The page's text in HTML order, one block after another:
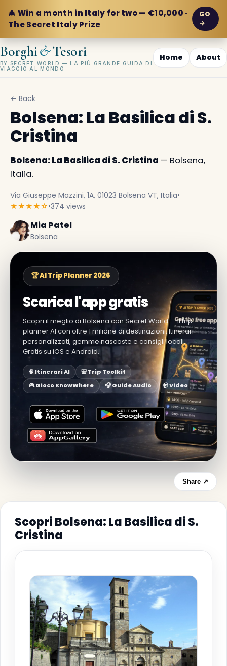
🎄 Win a month in Italy for two — €10,000 ·
The Secret Italy Prize
GO
→
Borghi&Tesori
BY SECRET WORLD — LA PIÙ GRANDE GUIDA DI
VIAGGIO AL MONDO
Home About
← Back
Bolsena: La Basilica di S.
Cristina
Bolsena: La Basilica di S. Cristina — Bolsena,
Italia.
Via Giuseppe Mazzini, 1A, 01023 Bolsena VT, Italia•
★★★★☆•374 views
Mia Patel
Bolsena
🏆 AI Trip Planner 2026
Scarica l'app gratis
Scopri il meglio di Bolsena con Secret World — il trip
planner AI con oltre 1 milione di destinazioni. Itinerari
personalizzati, gemme nascoste e consigli locali.
Gratis su iOS e Android.
🧠 Itinerari AI
🎒 Trip Toolkit
🎮 Gioco KnowWhere
🎧 Guide Audio 📹 Video
Share ↗
Scopri Bolsena: La Basilica di S.
Cristina